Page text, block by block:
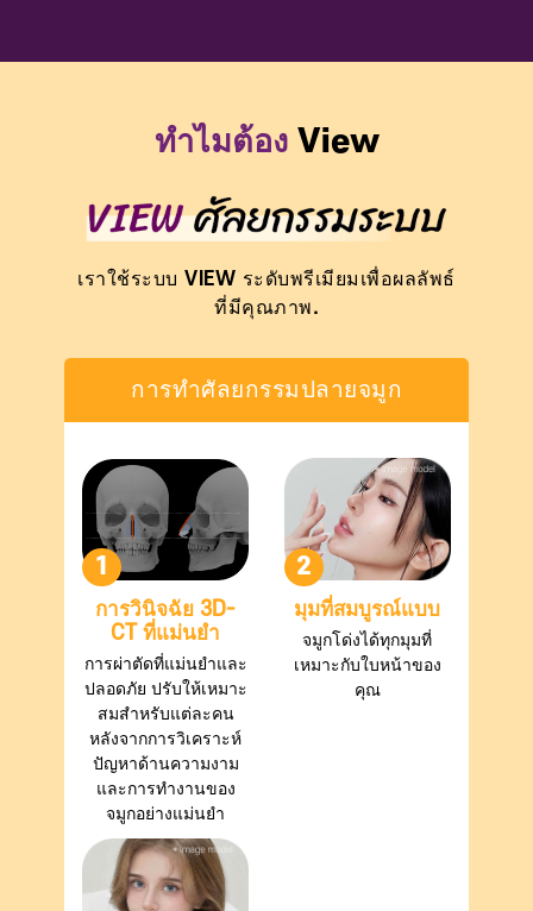
ทำไมต้องView
เราใช้ระบบ VIEW ระดับพรีเมียมเพื่อผลลัพธ์
ที่มีคุณภาพ.
การทำศัลยกรรมปลายจมูก
1
การวินิจฉัย 3D-
CT ที่แม่นยำ
การผ่าตัดที่แม่นยำและ
ปลอดภัย ปรับให้เหมาะ
สมสำหรับแต่ละคน
หลังจากการวิเคราะห์
ปัญหาด้านความงาม
และการทำงานของ
จมูกอย่างแม่นยำ
2
มุมที่สมบูรณ์แบบ
จมูกโด่งได้ทุกมุมที่
เหมาะกับใบหน้าของ
คุณ